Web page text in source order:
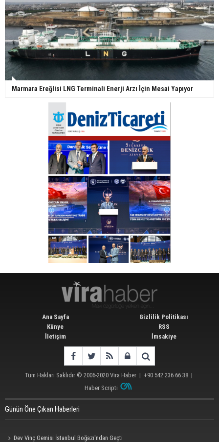
Marmara Ereğlisi LNG Terminali Enerji Arzı İçin Mesai Yapıyor
Ana Sayfa
Künye
İletişim
Gizlilik Politikası
RSS
İmsakiye
Tüm Hakları Saklıdır © 2006-2020 Vira Haber | +90 542 236 66 38 |
Haber Scripti
Günün Öne Çıkan Haberleri
Dev Vinç Gemisi İstanbul Boğazı'ndan Geçti